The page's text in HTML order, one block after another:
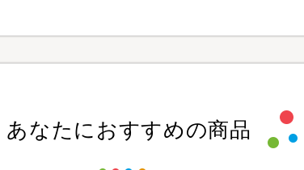
あなたにおすすめの商品